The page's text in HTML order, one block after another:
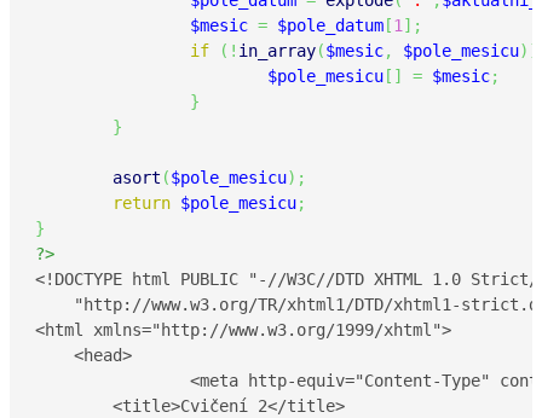
$mesic = $pole_datum [1 ] ;
if
( ! in_array($mesic, $pole_mesicu) )
$pole_mesicu [ ] = $mesic;
}
}
asort ($pole_mesicu) ;
return $pole_mesicu;
}
?>
<!DOCTYPE html PUBLIC "-//W3C//DTD XHTML 1.0
"http://www.w3.org/TR/xhtml1/DTD/xhtml1-
<html xmlns="http://www.w3.org/1999/xhtml">
    <head>
        <title>Cvičení 2</title>